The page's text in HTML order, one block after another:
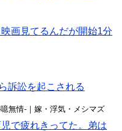
画見てるんだが開始1分
訴訟を起こされる
無情-｜嫁・浮気・メシマズ
で疲れきってた。弟は